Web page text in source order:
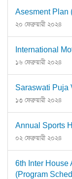
Asesment Plan
২০ ফেব্রুয়ারী ২০২৪
International
১৬ ফেব্রুয়ারী ২০২৪
Saraswati Puja
১৩ ফেব্রুয়ারী ২০২৪
Annual Sports
০২ ফেব্রুয়ারী ২০২৪
6th Inter House
(Program